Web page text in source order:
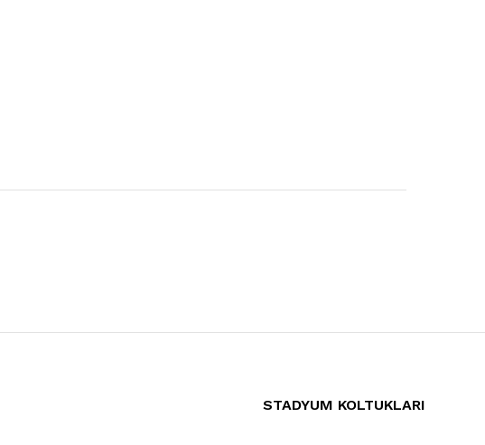
STADYUM KOLTUKLARI